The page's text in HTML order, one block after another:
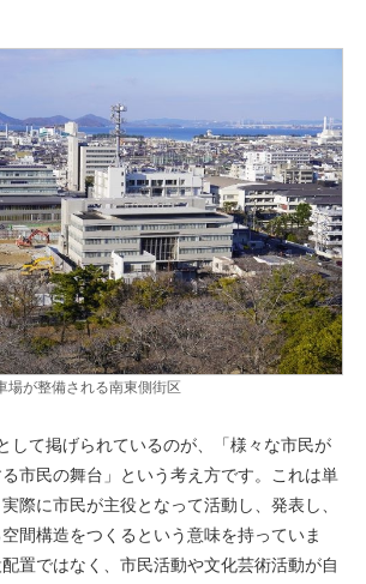
場が整備される南東側街区
して掲げられているのが、「様々な市民が
市民の舞台」という考え方です。これは単
際に市民が主役となって活動し、発表し、
間構造をつくるという意味を持っていま
置ではなく、市民活動や文化芸術活動が自